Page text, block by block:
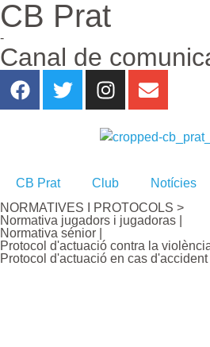
CB Prat
-
Canal de
CB Prat Club Notícies
NORMATIVES I PROTOCOLS >
Normativa jugadors i jugadoras |
Normativa sénior |
Protocol d'actuació contra la violència
Protocol d'actuació en cas d'accident